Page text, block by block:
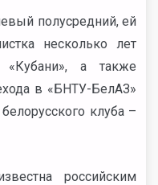
полусредний, ей
несколько лет
а также
в «БНТУ-БелАЗ»
клуба –
российским